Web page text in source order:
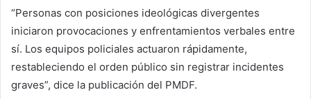
“Personas con posiciones ideológicas divergentes
iniciaron provocaciones y enfrentamientos verbales entre
sí. Los equipos policiales actuaron rápidamente,
restableciendo el orden público sin registrar incidentes
graves”, dice la publicación del PMDF.